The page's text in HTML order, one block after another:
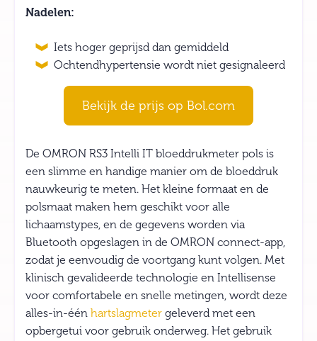
Nadelen:
Iets hoger geprijsd dan gemiddeld
Ochtendhypertensie wordt niet gesignaleerd
Bekijk de prijs op Bol.com
De OMRON RS3 Intelli IT bloeddrukmeter pols is
een slimme en handige manier om de bloeddruk
nauwkeurig te meten. Het kleine formaat en de
polsmaat maken hem geschikt voor alle
lichaamstypes, en de gegevens worden via
Bluetooth opgeslagen in de OMRON connect-app,
zodat je eenvoudig de voortgang kunt volgen. Met
klinisch gevalideerde technologie en Intellisense
voor comfortabele en snelle metingen, wordt deze
alles-in-één hartslagmeter geleverd met een
opbergetui voor gebruik onderweg. Het gebruik